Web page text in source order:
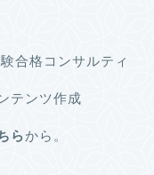
合格コンサルティ
テンツ作成
らから。